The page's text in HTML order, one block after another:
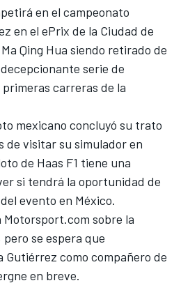
en el campeonato
en el ePrix de la Ciudad de
Qing Hua siendo retirado de
serie de
carreras de la
mexicano concluyó su trato
de visitar su simulador en
de Haas F1 tiene una
si tendrá la oportunidad de
evento en México.
Motorsport.com sobre la
se espera que
como compañero de
en breve.